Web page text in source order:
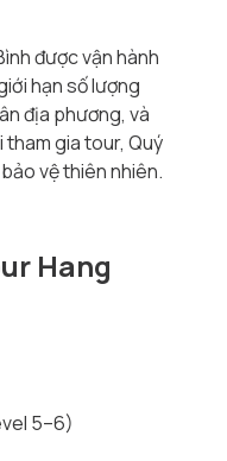
được vận hành
hạn số lượng
địa phương, và
tham gia tour, Quý
vệ thiên nhiên.
Hang
5–6)